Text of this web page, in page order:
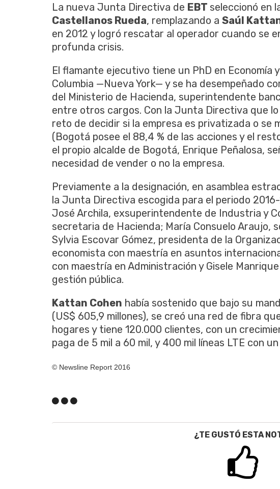
La nueva Junta Directiva de EBT seleccionó en
Castellanos Rueda, remplazando a Saúl
en 2012 y logró rescatar al operador cuando se
profunda crisis.
El flamante ejecutivo tiene un PhD en Economía
Columbia —Nueva York— y se ha desempeñado
del Ministerio de Hacienda, superintendente
entre otros cargos. Con la Junta Directiva que lo
reto de decidir si la empresa es privatizada o se
(Bogotá posee el 88,4 % de las acciones y el
el propio alcalde de Bogotá, Enrique Peñalosa,
necesidad de vender o no la empresa.
Previamente a la designación, en asamblea
la Junta Directiva escogida para el periodo
José Archila, exsuperintendente de Industria y
secretaria de Hacienda; María Consuelo Araujo,
Sylvia Escovar Gómez, presidenta de la
economista con maestría en asuntos
con maestría en Administración y Gisele
gestión pública.
Kattan Cohen había sostenido que bajo su
(US$ 605,9 millones), se creó una red de fibra
hogares y tiene 120.000 clientes, con un
paga de 5 mil a 60 mil, y 400 mil líneas LTE con
© Newsline Report 2016
¿TE GUSTÓ ESTA